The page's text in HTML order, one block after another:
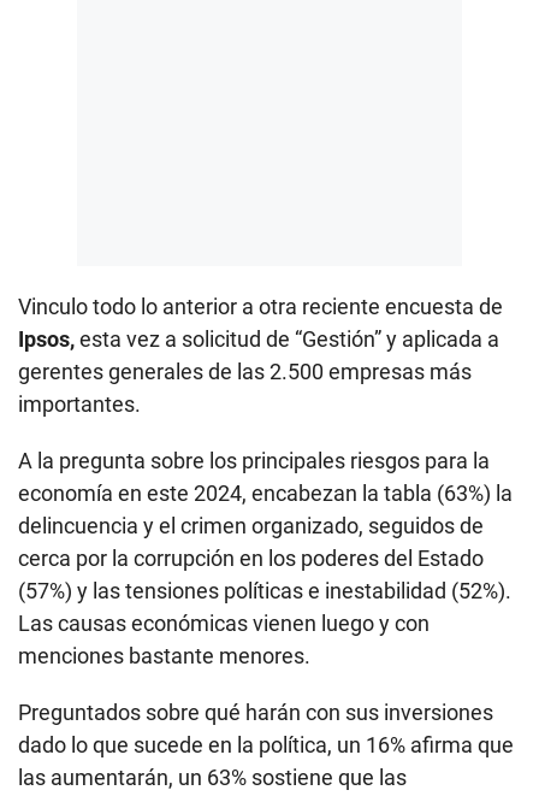
Vinculo todo lo anterior a otra reciente encuesta de
Ipsos,esta vez a solicitud de “Gestión” y aplicada a
gerentes generales de las 2.500 empresas más
importantes.
A la pregunta sobre los principales riesgos para la
economía en este 2024, encabezan la tabla (63%) la
delincuencia y el crimen organizado, seguidos de
cerca por la corrupción en los poderes del Estado
(57%) y las tensiones políticas e inestabilidad (52%).
Las causas económicas vienen luego y con
menciones bastante menores.
Preguntados sobre qué harán con sus inversiones
dado lo que sucede en la política, un 16% afirma que
las aumentarán, un 63% sostiene que las